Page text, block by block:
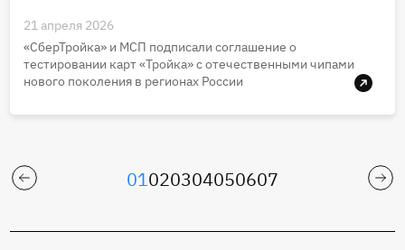
21 апреля 2026
«СберТройка» и МСП подписали соглашение о
тестировании карт «Тройка» с отечественными чипами
нового поколения в регионах России
01020304050607